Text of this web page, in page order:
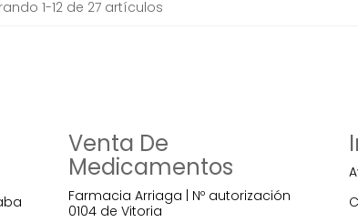
1-12 de 27 artículos
Venta De
Medicamentos
Farmacia Arriaga | Nº autorización
0104 de Vitoria